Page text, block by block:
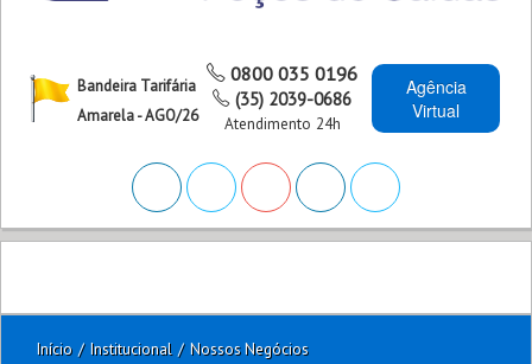
Bandeira Tarifária
Amarela - AGO/26
0800 035 0196
(35) 2039-0686
Atendimento 24h
Agência
Virtual
Início / Institucional / Nossos Negócios